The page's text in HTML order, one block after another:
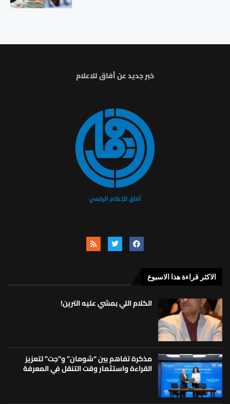
خبر جديد عن أفاق للاعلام
الاكثر قراءة هذا الاسبوع
الكلام اللي بمشي عليه الترين!
مذكرة تفاهم بين “شومان” و”جت” لتعزيز
القراءة واستثمار وقت التنقل في المعرفة